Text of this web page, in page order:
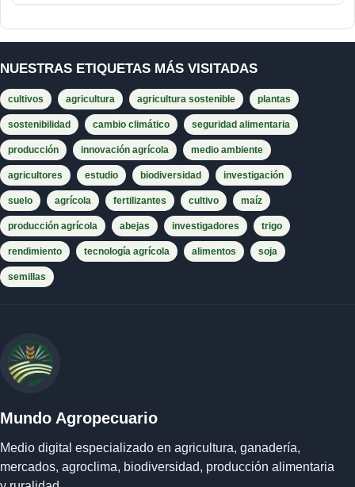
NUESTRAS ETIQUETAS MÁS VISITADAS
cultivos agricultura agricultura sostenible plantas
sostenibilidad cambio climático seguridad alimentaria
producción innovación agrícola medio ambiente
agricultores estudio biodiversidad investigación
suelo agrícola fertilizantes cultivo maíz
producción agrícola abejas investigadores trigo
rendimiento tecnología agrícola alimentos soja
semillas
Mundo Agropecuario
Medio digital especializado en agricultura, ganadería,
mercados, agroclima, biodiversidad, producción alimentaria